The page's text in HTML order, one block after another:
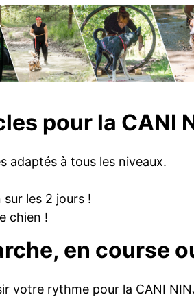
pour la CANI
adaptés à tous les niveaux.
les 2 jours !
chien !
en course
votre rythme pour la CANI